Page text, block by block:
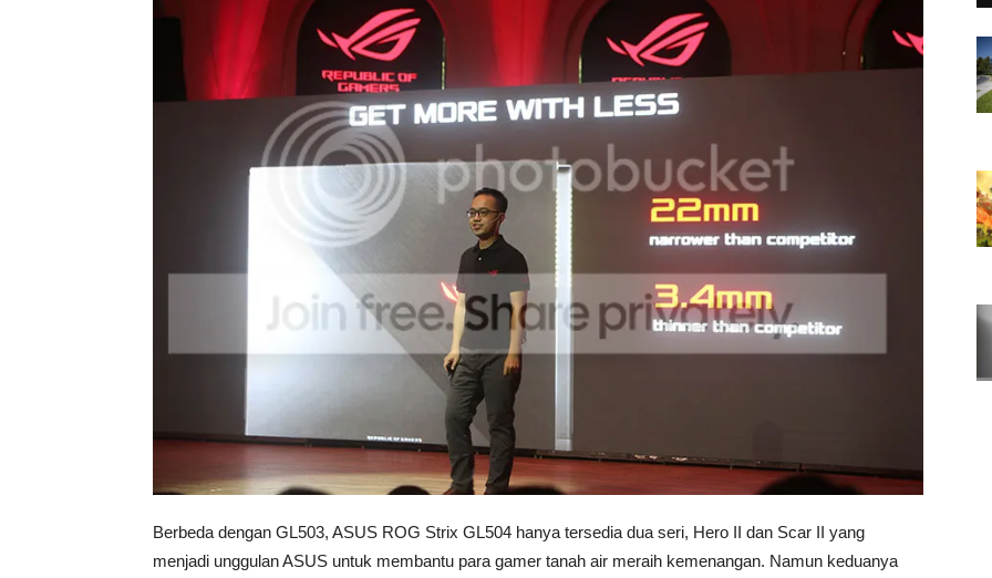
Berbeda dengan GL503, ASUS ROG Strix GL504 hanya tersedia dua seri, Hero II dan Scar II yang
menjadi unggulan ASUS untuk membantu para gamer tanah air meraih kemenangan. Namun keduanya